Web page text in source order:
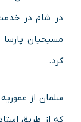
در شام در
مسیحیان
کرد.
سلمان از